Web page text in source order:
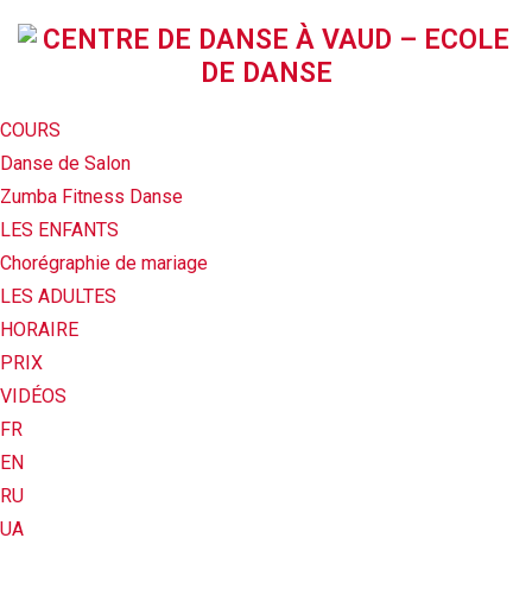
COURS
Danse de Salon
Zumba Fitness Danse
LES ENFANTS
Chorégraphie de mariage
LES ADULTES
HORAIRE
PRIX
VIDÉOS
FR
EN
RU
UA